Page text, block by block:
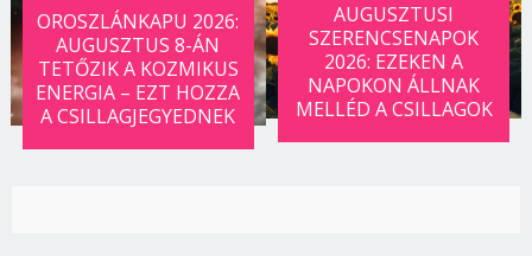
OROSZLÁNKAPU 2026:
AUGUSZTUS 8-ÁN
TETŐZIK A KOZMIKUS
ENERGIA – EZT HOZZA
A CSILLAGJEGYEDNEK
AUGUSZTUSI
SZERENCSENAPOK
2026: EZEKEN A
NAPOKON ÁLLNAK
MELLÉD A CSILLAGOK